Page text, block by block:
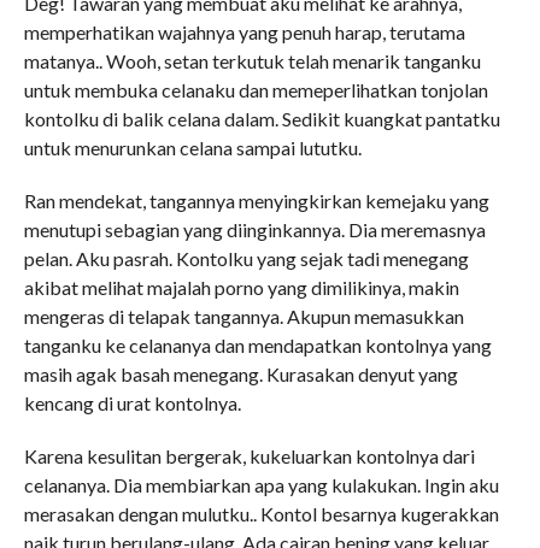
memperhatikan wajahnya yang penuh harap, terutama
matanya.. Wooh, setan terkutuk telah menarik tanganku
untuk membuka celanaku dan memeperlihatkan tonjolan
kontolku di balik celana dalam. Sedikit kuangkat pantatku
untuk menurunkan celana sampai lututku.
Ran mendekat, tangannya menyingkirkan kemejaku yang
menutupi sebagian yang diinginkannya. Dia meremasnya
pelan. Aku pasrah. Kontolku yang sejak tadi menegang
akibat melihat majalah porno yang dimilikinya, makin
mengeras di telapak tangannya. Akupun memasukkan
tanganku ke celananya dan mendapatkan kontolnya yang
masih agak basah menegang. Kurasakan denyut yang
kencang di urat kontolnya.
Karena kesulitan bergerak, kukeluarkan kontolnya dari
celananya. Dia membiarkan apa yang kulakukan. Ingin aku
merasakan dengan mulutku.. Kontol besarnya kugerakkan
naik turun berulang-ulang. Ada cairan bening yang keluar